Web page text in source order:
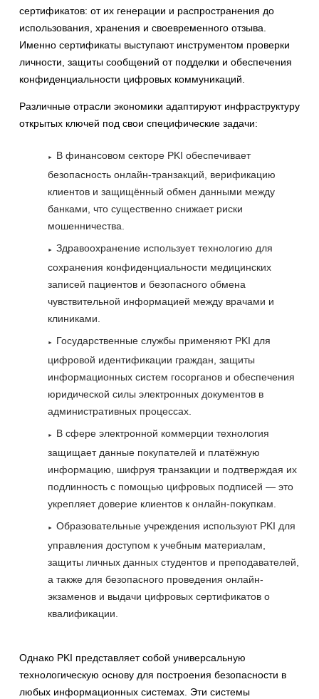
сертификатов: от их генерации и распространения до
использования, хранения и своевременного отзыва.
Именно сертификаты выступают инструментом проверки
личности, защиты сообщений от подделки и обеспечения
конфиденциальности цифровых коммуникаций.
Различные отрасли экономики адаптируют инфраструктуру
открытых ключей под свои специфические задачи:
В финансовом секторе PKI обеспечивает
безопасность онлайн-транзакций, верификацию
клиентов и защищённый обмен данными между
банками, что существенно снижает риски
мошенничества.
Здравоохранение использует технологию для
сохранения конфиденциальности медицинских
записей пациентов и безопасного обмена
чувствительной информацией между врачами и
клиниками.
Государственные службы применяют PKI для
цифровой идентификации граждан, защиты
информационных систем госорганов и обеспечения
юридической силы электронных документов в
административных процессах.
В сфере электронной коммерции технология
защищает данные покупателей и платёжную
информацию, шифруя транзакции и подтверждая их
подлинность с помощью цифровых подписей — это
укрепляет доверие клиентов к онлайн-покупкам.
Образовательные учреждения используют PKI для
управления доступом к учебным материалам,
защиты личных данных студентов и преподавателей,
а также для безопасного проведения онлайн-
экзаменов и выдачи цифровых сертификатов о
квалификации.
Однако PKI представляет собой универсальную
технологическую основу для построения безопасности в
любых информационных системах. Эти системы